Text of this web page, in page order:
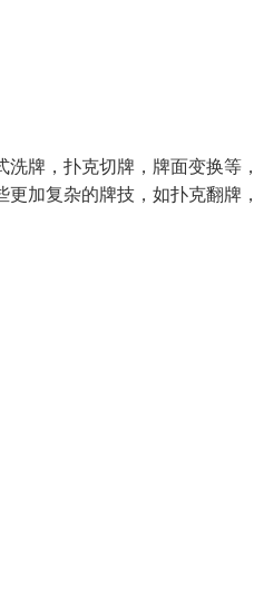
牌，扑克切牌，牌面变换等
加复杂的牌技，如扑克翻牌